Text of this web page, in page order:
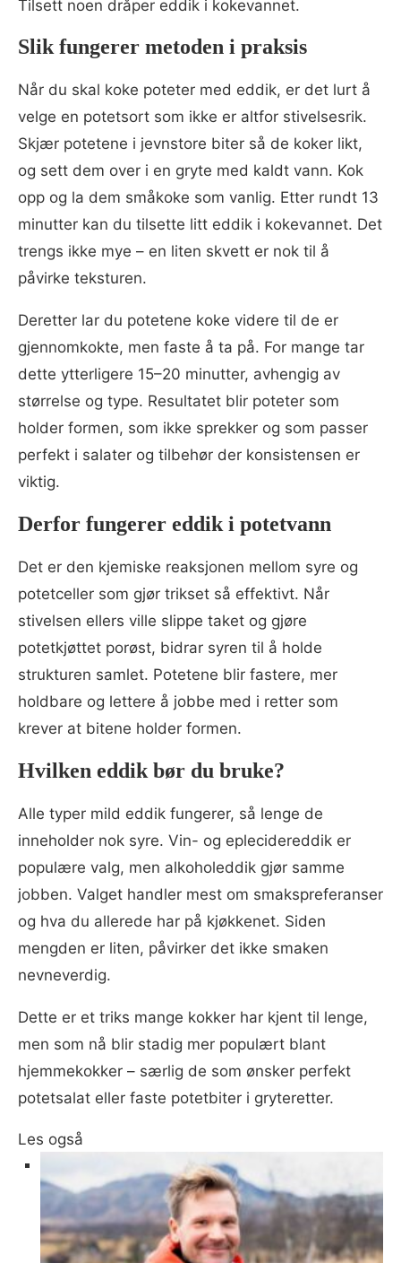
Tilsett noen dråper eddik i kokevannet.
Slik fungerer metoden i praksis
Når du skal koke poteter med eddik, er det lurt å
velge en potetsort som ikke er altfor stivelsesrik.
Skjær potetene i jevnstore biter så de koker likt,
og sett dem over i en gryte med kaldt vann. Kok
opp og la dem småkoke som vanlig. Etter rundt 13
minutter kan du tilsette litt eddik i kokevannet. Det
trengs ikke mye – en liten skvett er nok til å
påvirke teksturen.
Deretter lar du potetene koke videre til de er
gjennomkokte, men faste å ta på. For mange tar
dette ytterligere 15–20 minutter, avhengig av
størrelse og type. Resultatet blir poteter som
holder formen, som ikke sprekker og som passer
perfekt i salater og tilbehør der konsistensen er
viktig.
Derfor fungerer eddik i potetvann
Det er den kjemiske reaksjonen mellom syre og
potetceller som gjør trikset så effektivt. Når
stivelsen ellers ville slippe taket og gjøre
potetkjøttet porøst, bidrar syren til å holde
strukturen samlet. Potetene blir fastere, mer
holdbare og lettere å jobbe med i retter som
krever at bitene holder formen.
Hvilken eddik bør du bruke?
Alle typer mild eddik fungerer, så lenge de
inneholder nok syre. Vin- og eplecidereddik er
populære valg, men alkoholeddik gjør samme
jobben. Valget handler mest om smakspreferanser
og hva du allerede har på kjøkkenet. Siden
mengden er liten, påvirker det ikke smaken
nevneverdig.
Dette er et triks mange kokker har kjent til lenge,
men som nå blir stadig mer populært blant
hjemmekokker – særlig de som ønsker perfekt
potetsalat eller faste potetbiter i gryteretter.
Les også